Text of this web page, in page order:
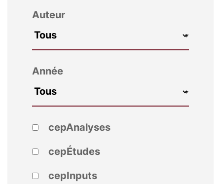
Auteur
Année
cepAnalyses
cepÉtudes
cepInputs